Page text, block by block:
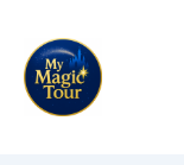
contenu